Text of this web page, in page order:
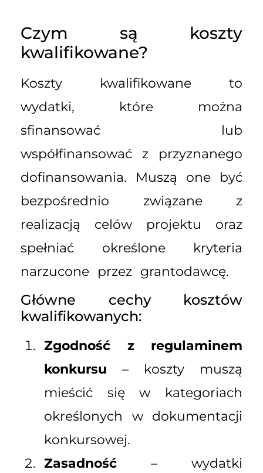
Czym są koszty
kwalifikowane?
Koszty kwalifikowane to
wydatki, które można
sfinansować lub
współfinansować z przyznanego
dofinansowania. Muszą one być
bezpośrednio związane z
realizacją celów projektu oraz
spełniać określone kryteria
narzucone przez grantodawcę.
Główne cechy kosztów
kwalifikowanych:
Zgodność z regulaminem
konkursu – koszty muszą
mieścić się w kategoriach
określonych w dokumentacji
konkursowej.
Zasadność – wydatki